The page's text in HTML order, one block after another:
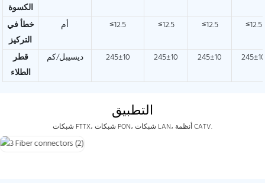
الكسوة
خطأ في
التركيز
أم ≤12.5 ≤12.5 ≤12.5 ≤12.5
قطر
الطلاء
ديسيبل/كم 245±10 245±10 245±10
التطبيق
شبكات FTTX، شبكات PON، شبكات LAN، أنظمة CATV.